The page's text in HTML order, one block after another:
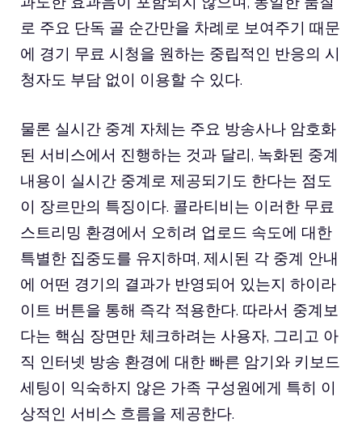
로 주요 단독 골 순간만을 차례로 보여주기 때문
에 경기 무료 시청을 원하는 중립적인 반응의 시
청자도 부담 없이 이용할 수 있다.
물론 실시간 중계 자체는 주요 방송사나 암호화
된 서비스에서 진행하는 것과 달리, 녹화된 중계
내용이 실시간 중계로 제공되기도 한다는 점도
이 장르만의 특징이다. 콜라티비는 이러한 무료
스트리밍 환경에서 오히려 업로드 속도에 대한
특별한 집중도를 유지하며, 제시된 각 중계 안내
에 어떤 경기의 결과가 반영되어 있는지 하이라
이트 버튼을 통해 즉각 적용한다. 따라서 중계보
다는 핵심 장면만 체크하려는 사용자, 그리고 아
직 인터넷 방송 환경에 대한 빠른 암기와 키보드
세팅이 익숙하지 않은 가족 구성원에게 특히 이
상적인 서비스 흐름을 제공한다.